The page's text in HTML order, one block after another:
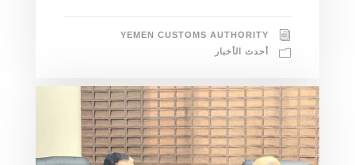
YEMEN CUSTOMS AUTHORITY
أحدث الأخبار